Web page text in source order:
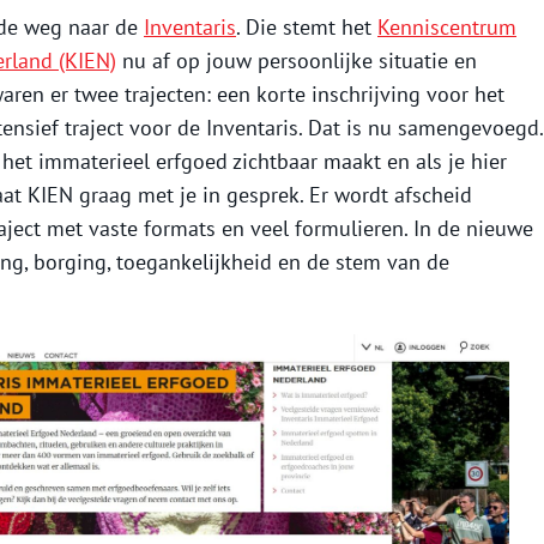
weg naar de Inventaris. Die stemt het Kenniscentrum
(KIEN) nu af op jouw persoonlijke situatie en
er twee trajecten: een korte inschrijving voor het
traject voor de Inventaris. Dat is nu samengevoegd.
immaterieel erfgoed zichtbaar maakt en als je hier
KIEN graag met je in gesprek. Er wordt afscheid
met vaste formats en veel formulieren. In de nieuwe
borging, toegankelijkheid en de stem van de